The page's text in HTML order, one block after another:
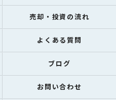
売却・投資の流れ
よくある質問
ブログ
お問い合わせ